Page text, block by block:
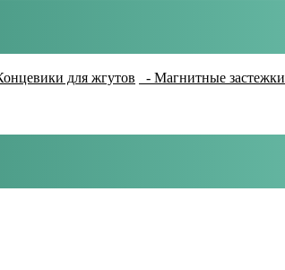
для жгутов - Магнитные застежки